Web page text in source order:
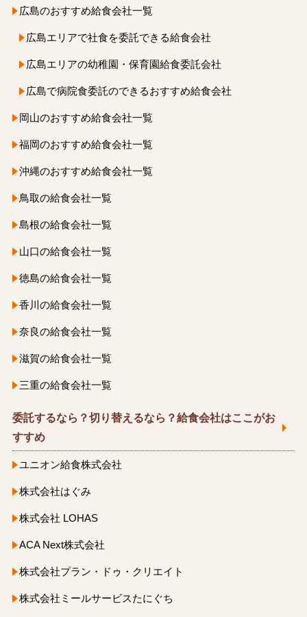
広島のおすすめ給食会社一覧
広島エリアで社食を委託できる給食会社
広島エリアの幼稚園・保育園給食委託会社
広島で病院食委託のできるおすすめ給食会社
岡山のおすすめ給食会社一覧
福岡のおすすめ給食会社一覧
沖縄のおすすめ給食会社一覧
鳥取の給食会社一覧
島根の給食会社一覧
山口の給食会社一覧
徳島の給食会社一覧
香川の給食会社一覧
奈良の給食会社一覧
滋賀の給食会社一覧
三重の給食会社一覧
委託するなら？切り替えるなら？給食会社はここがお
すすめ
ユニオン給食株式会社
株式会社はぐみ
株式会社 LOHAS
ACA Next株式会社
株式会社プラン・ドゥ・クリエイト
株式会社ミールサービスたにぐち